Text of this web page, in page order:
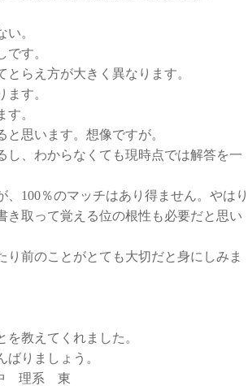
。
す。
らえ方が大きく異なります。
す。
。
思います。想像ですが。
し、わからなくても現時点では解答を一
100％のマッチはあり得ません。やはり
取って覚える位の根性も必要だと思い
前のことがとても大切だと身にしみま
教えてくれました。
りましょう。
系 東